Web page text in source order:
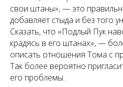
свои штаны», — это
добавляет стыда и без того
Сказать, что «Подлый Пук
крадясь в его штанах», —
описать отношения Тома с
Так более вероятно
его проблемы.